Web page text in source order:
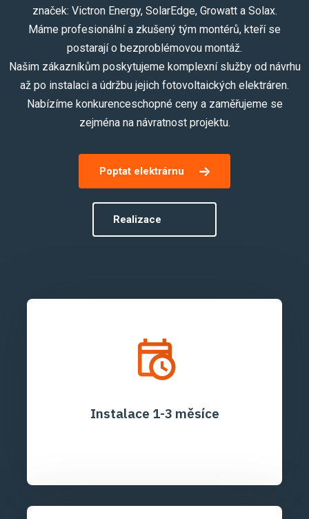
značek: Victron Energy, SolarEdge, Growatt a Solax.
Máme profesionální a zkušený tým montérů, kteří se
postarají o bezproblémovou montáž.
Našim zákazníkům poskytujeme komplexní služby od návrhu
až po instalaci a údržbu jejich fotovoltaických elektráren.
Nabízíme konkurenceschopné ceny a zaměřujeme se
zejména na návratnost projektu.
Poptat elektrárnu
Realizace
Instalace 1-3 měsíce